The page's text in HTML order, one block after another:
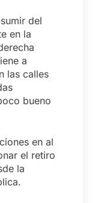
del
en la
a
las calles
bueno
en al
el retiro
la